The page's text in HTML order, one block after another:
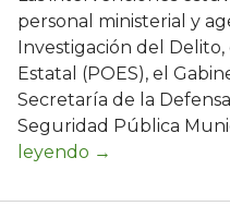
personal ministerial y
Investigación del
Estatal (POES), el
Secretaría de la
Seguridad Pública